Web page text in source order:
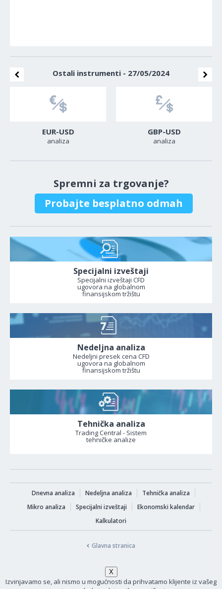
Ostali instrumenti - 27/05/2024
EUR-USD
analiza
GBP-USD
analiza
Spremni za trgovanje?
Probajte besplatno odmah
Specijalni izveštaji
Specijalni izveštaji CFD
ugovora na globalnom
finansijskom tržištu
Nedeljna analiza
Nedeljni presek cena CFD
ugovora na globalnom
finansijskom tržištu
Tehnička analiza
Trading Central - Sistem
tehničke analize
Dnevna analiza Nedeljna analiza
Tehnička analiza
Mikro analiza
Specijalni izveštaji
Ekonomski kalendar
Kalkulatori
Glavna stranica
Izvinjavamo se, ali nismo u mogućnosti da prihvatamo klijente iz vašeg